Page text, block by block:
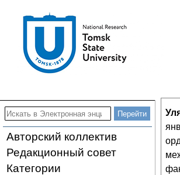
Авторский коллектив
Редакционный совет
Категории